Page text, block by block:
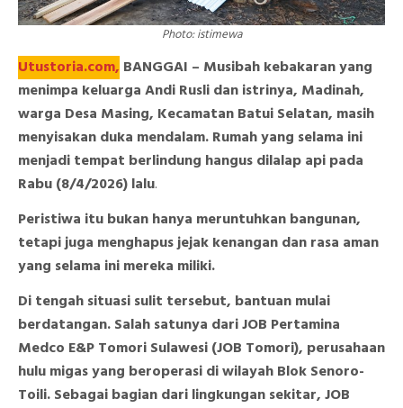
Photo: istimewa
Utustoria.com, BANGGAI – Musibah kebakaran yang
menimpa keluarga Andi Rusli dan istrinya, Madinah,
warga Desa Masing, Kecamatan Batui Selatan, masih
menyisakan duka mendalam. Rumah yang selama ini
menjadi tempat berlindung hangus dilalap api pada
Rabu (8/4/2026) lalu.
Peristiwa itu bukan hanya meruntuhkan bangunan,
tetapi juga menghapus jejak kenangan dan rasa aman
yang selama ini mereka miliki.
Di tengah situasi sulit tersebut, bantuan mulai
berdatangan. Salah satunya dari JOB Pertamina
Medco E&P Tomori Sulawesi (JOB Tomori), perusahaan
hulu migas yang beroperasi di wilayah Blok Senoro-
Toili. Sebagai bagian dari lingkungan sekitar, JOB